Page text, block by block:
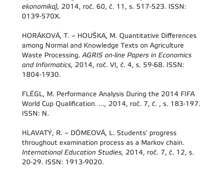
ekonomika), 2014, roč. 60, č. 11, s. 517-523. ISSN:
0139-570X.
HORÁKOVÁ, T. – HOUŠKA, M. Quantitative Differences
among Normal and Knowledge Texts on Agriculture
Waste Processing.AGRIS on-line Papers in Economics
and Informatics, 2014, roč. VI, č. 4, s. 59-68. ISSN:
1804-1930.
FLÉGL, M. Performance Analysis During the 2014 FIFA
World Cup Qualification. ..., 2014, roč. 7, č. , s. 183-197.
ISSN: N.
HLAVATÝ, R. – DÖMEOVÁ, L. Students' progress
throughout examination process as a Markov chain.
International Education Studies, 2014, roč. 7, č. 12, s.
20-29. ISSN: 1913-9020.